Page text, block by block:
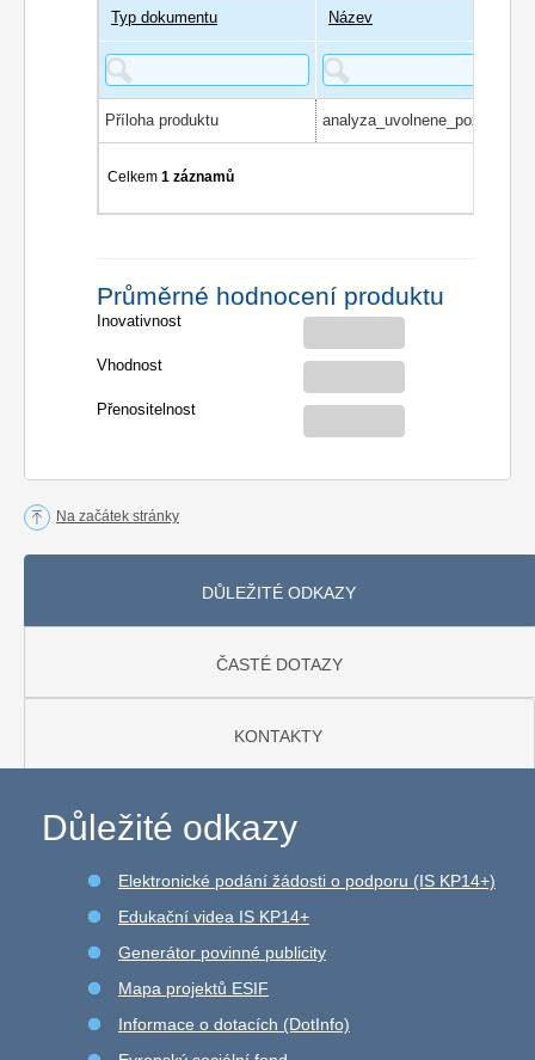
Typ dokumentu Název
Příloha produktu analyza_uvolnene_pozice_KV
Celkem1 záznamů
Průměrné hodnocení produktu
Inovativnost
Vhodnost
Přenositelnost
Na začátek stránky
DŮLEŽITÉ ODKAZY
ČASTÉ DOTAZY
KONTAKTY
Důležité odkazy
Elektronické podání žádosti o podporu (IS KP14+)
Edukační videa IS KP14+
Generátor povinné publicity
Mapa projektů ESIF
Informace o dotacích (DotInfo)